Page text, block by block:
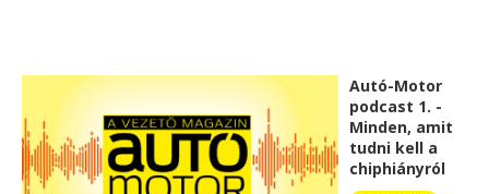
Autó-Motor
podcast 1. -
Minden, amit
tudni kell a
chiphiányról